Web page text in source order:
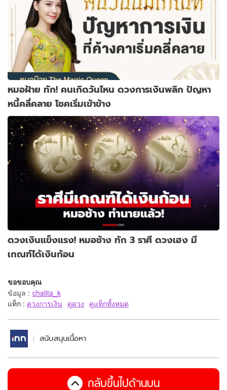
หมอฝ้าย ทัก! คนเกิดวันไหน ดวงการเงินพลิก ปัญหา
หนี้คลี่คลาย โชคเริ่มเข้าข้าง
ดวงเงินแข็งแรง! หมอช้าง ทัก 3 ราศี ดวงเฮง มี
เกณฑ์ได้เงินก้อน
ขอขอบคุณ
ข้อมูล : chalita_k
แท็ก : ดวงการเงิน ดูดวง ดูแท็กทั้งหมด
สนับสนุนเนื้อหา
กลับขึ้นไปด้านบน